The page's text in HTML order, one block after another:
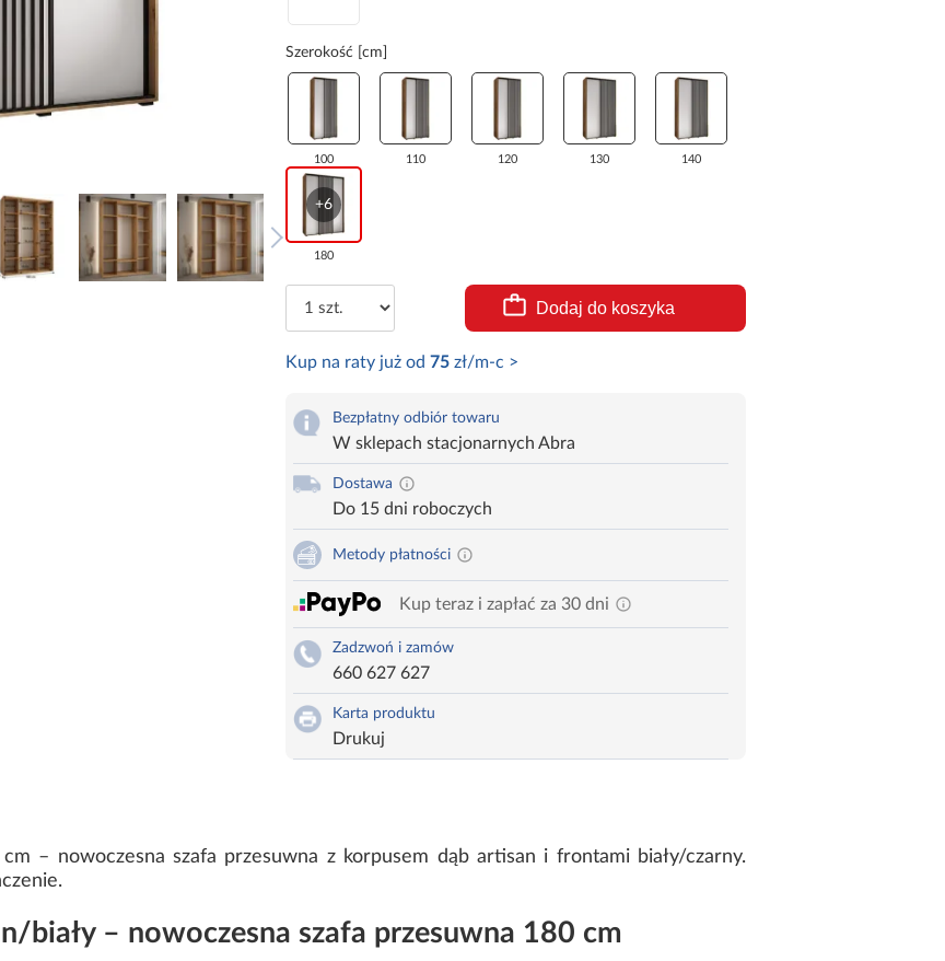
Szerokość [cm]
100 110 120 130 140
+6
180
Dodaj do koszyka
Kup na raty już od 75zł/m-c >
Bezpłatny odbiór towaru
W sklepach stacjonarnych Abra
Dostawa
Do 15 dni roboczych
Metody płatności
Kup teraz i zapłać za 30 dni
Zadzwoń i zamów
660 627 627
Karta produktu
Drukuj
– nowoczesna szafa przesuwna z korpusem dąb artisan i frontami biały/czarny.
biały – nowoczesna szafa przesuwna 180 cm